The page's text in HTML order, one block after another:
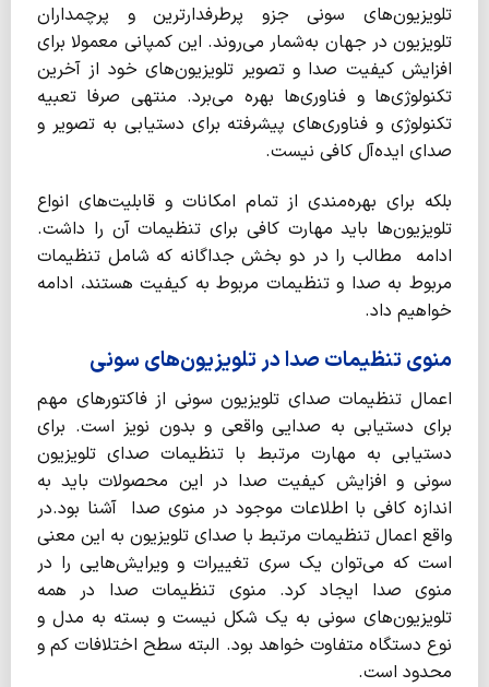
تلویزیون‌های سونی جزو پرطرفدارترین و پرچمداران
تلویزیون در جهان به‌شمار می‌روند. این کمپانی معمولا برای
افزایش کیفیت صدا و تصویر تلویزیون‌های خود از آخرین
تکنولوژی‌ها و فناوری‌ها بهره می‌برد. منتهی صرفا تعبیه
تکنولوژی‌ و فناوری‌های پیشرفته برای دستیابی به تصویر و
صدای ایده‌آل کافی نیست.
بلکه برای بهره‌مندی از تمام امکانات و قابلیت‌های انواع
تلویزیون‌ها باید مهارت کافی برای تنظیمات آن را داشت.
ادامه مطالب را در دو بخش جداگانه که شامل تنظیمات
مربوط به صدا و تنظیمات مربوط به کیفیت هستند، ادامه
خواهیم داد.
منوی تنظیمات صدا در تلویزیون‌های سونی
اعمال تنظیمات صدای تلویزیون سونی از فاکتورهای مهم
برای دستیابی به صدایی واقعی و بدون نویز است. برای
دستیابی به مهارت مرتبط با تنظیمات صدای تلویزیون
سونی و افزایش کیفیت صدا در این محصولات باید به
اندازه کافی با اطلاعات موجود در منوی صدا آشنا بود.در
واقع اعمال تنظیمات مرتبط با صدای تلویزیون به این معنی
است که می‌توان یک سری تغییرات و ویرایش‌هایی را در
منوی صدا ایجاد کرد. منوی تنظیمات صدا در همه
تلویزیون‌های سونی به یک شکل نیست و بسته به مدل و
نوع دستگاه متفاوت خواهد بود. البته سطح اختلافات کم و
محدود است.